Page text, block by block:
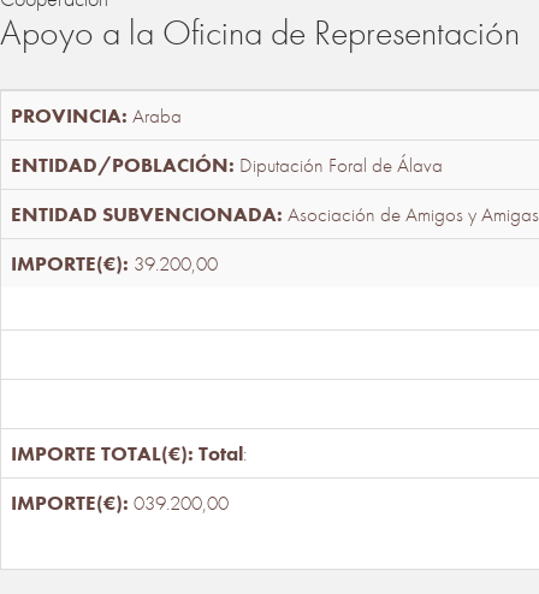
Apoyo a la Oficina de Representación
Araba
Diputación Foral de Álava
Asociación de Amigos y
39.200,00
Total:
039.200,00